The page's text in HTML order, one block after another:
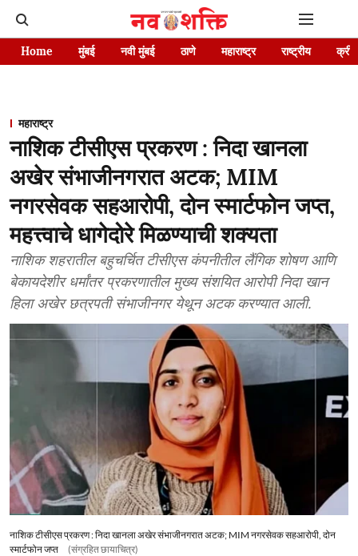
Home मुंबई नवी मुंबई ठाणे महाराष्ट्र राष्ट्रीय
महाराष्ट्र
नाशिक टीसीएस प्रकरण : निदा खानला
अखेर संभाजीनगरात अटक; MIM
नगरसेवक सहआरोपी, दोन स्मार्टफोन जप्त,
महत्त्वाचे धागेदोरे मिळण्याची शक्यता
नाशिक शहरातील बहुचर्चित टीसीएस कंपनीतील लैंगिक शोषण आणि
बेकायदेशीर धर्मांतर प्रकरणातील मुख्य संशयित आरोपी निदा खान
हिला अखेर छत्रपती संभाजीनगर येथून अटक करण्यात आली.
नाशिक टीसीएस प्रकरण : निदा खानला अखेर संभाजीनगरात अटक; MIM नगरसेवक सहआरोपी, दोन
स्मार्टफोन जप्त
(संग्रहित छायाचित्र)